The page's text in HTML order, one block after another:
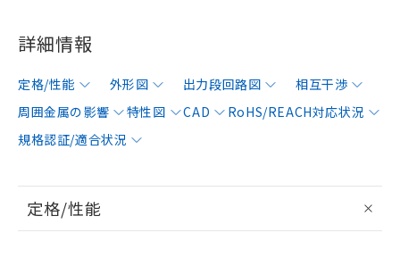
詳細情報
定格/性能 外形図 出力段回路図
相互干渉
周囲金属の影響
特性図 CAD
RoHS/REACH対応状況
規格認証/適合状況
定格/性能